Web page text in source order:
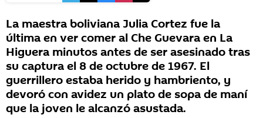
La maestra boliviana Julia Cortez fue la
última en ver comer al Che Guevara en La
Higuera minutos antes de ser asesinado tras
su captura el 8 de octubre de 1967. El
guerrillero estaba herido y hambriento, y
devoró con avidez un plato de sopa de maní
que la joven le alcanzó asustada.